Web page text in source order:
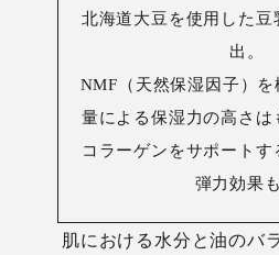
北海道大豆を使用した豆
出。
NMF（天然保湿因子）
量による保湿力の高さは
コラーゲンをサポートす
弾力効果も
肌における水分と油のバ